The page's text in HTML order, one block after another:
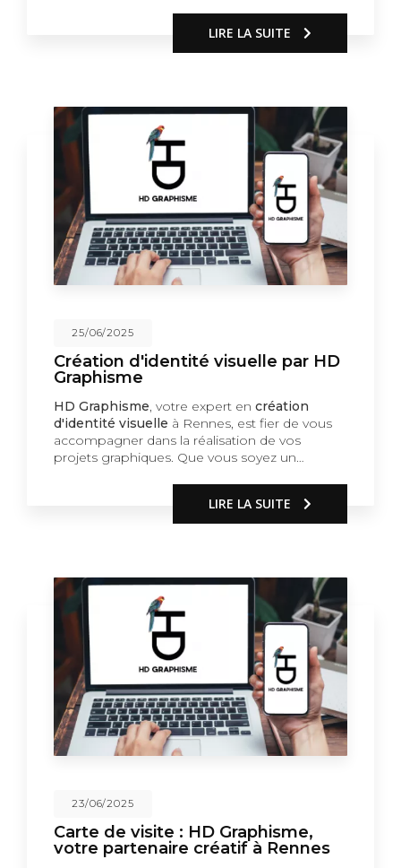
LIRE LA SUITE
25/06/2025
Création d'identité visuelle par HD
Graphisme
HD Graphisme, votre expert en création
d'identité visuelle à Rennes, est fier de vous
accompagner dans la réalisation de vos
projets graphiques. Que vous soyez un…
LIRE LA SUITE
23/06/2025
Carte de visite : HD Graphisme,
votre partenaire créatif à Rennes